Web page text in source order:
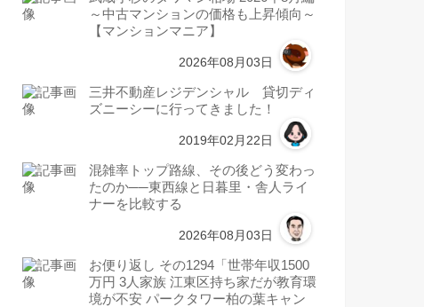
～中古マンションの価格も上昇傾向～
【マンションマニア】
2026年08月03日
三井不動産レジデンシャル 貸切ディ
ズニーシーに行ってきました！
2019年02月22日
混雑率トップ路線、その後どう変わっ
たのか──東西線と日暮里・舎人ライ
ナーを比較する
2026年08月03日
お便り返し その1294「世帯年収1500
万円 3人家族 江東区持ち家だが教育環
境が不安 パークタワー柏の葉キャン